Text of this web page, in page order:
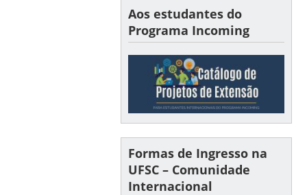
Aos estudantes do
Programa Incoming
Formas de Ingresso na
UFSC – Comunidade
Internacional